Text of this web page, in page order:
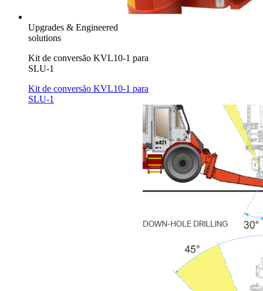
Upgrades & Engineered
solutions
Kit de conversão KVL10-1 para
SLU-1
Kit de conversão KVL10-1 para
SLU-1